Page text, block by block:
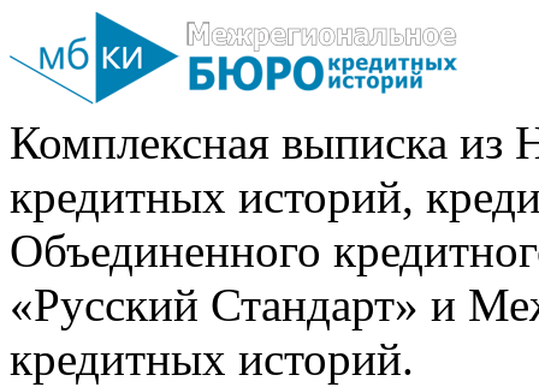
Комплексная выписка из
кредитных историй,
Объединенного
«Русский Стандарт» и
кредитных историй.